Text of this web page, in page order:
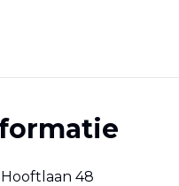
Hooftlaan 48